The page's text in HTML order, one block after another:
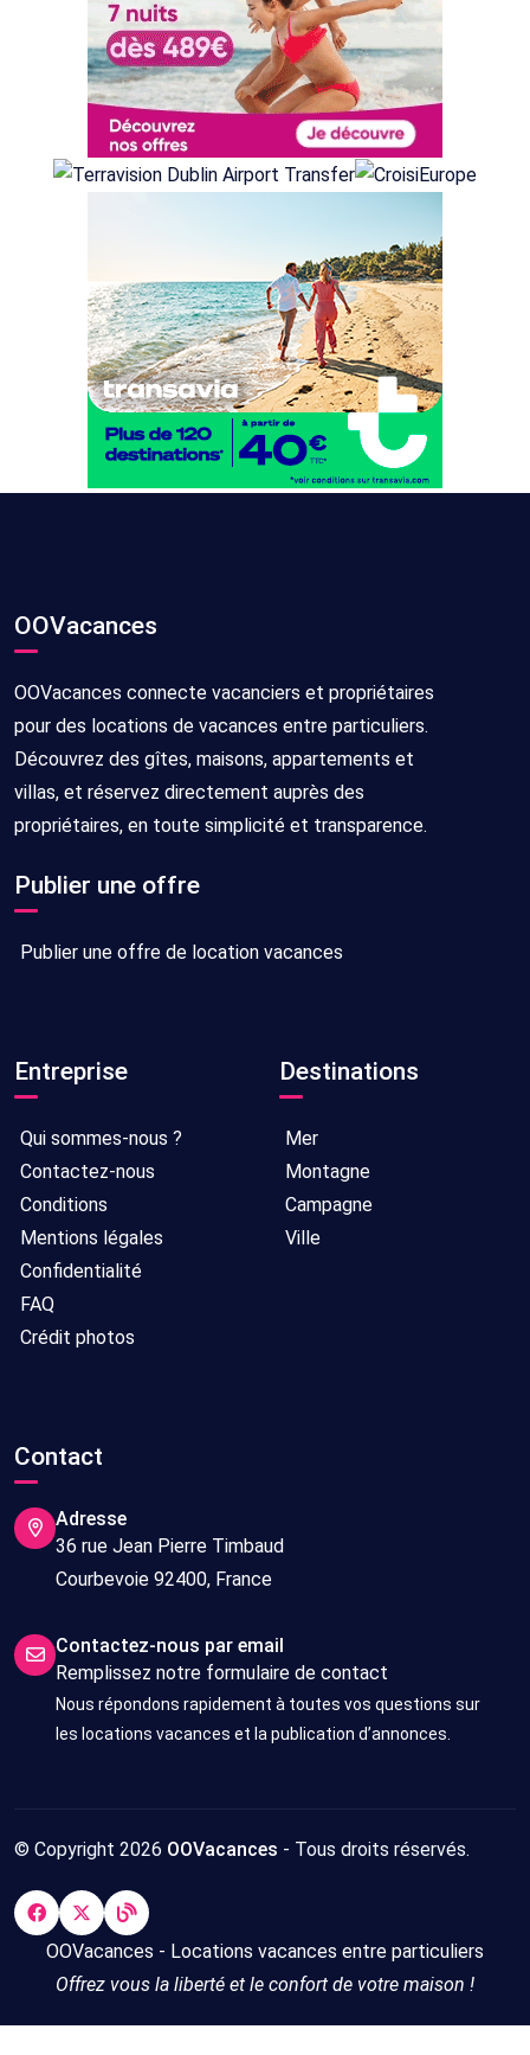
OOVacances
OOVacances connecte vacanciers et propriétaires
pour des locations de vacances entre particuliers.
Découvrez des gîtes, maisons, appartements et
villas, et réservez directement auprès des
propriétaires, en toute simplicité et transparence.
Publier une offre
Publier une offre de location vacances
Entreprise
Qui sommes-nous ?
Contactez-nous
Conditions
Mentions légales
Confidentialité
FAQ
Crédit photos
Destinations
Mer
Montagne
Campagne
Ville
Contact
Adresse
36 rue Jean Pierre Timbaud
Courbevoie 92400, France
Contactez-nous par email
Remplissez notre formulaire de contact
Nous répondons rapidement à toutes vos questions sur
les locations vacances et la publication d’annonces.
© Copyright 2026 OOVacances - Tous droits réservés.
OOVacances - Locations vacances entre particuliers
Offrez vous la liberté et le confort de votre maison !